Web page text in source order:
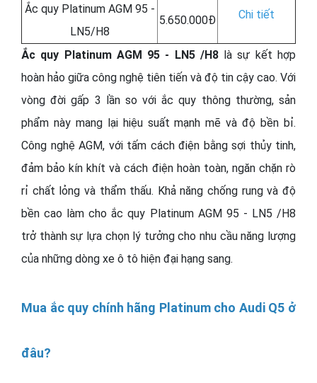
Ắc quy Platinum AGM 95 -
LN5/H8
5.650.000Đ Chi tiết
Ắc quy Platinum AGM 95 - LN5 /H8là sự kết hợp
hoàn hảo giữa công nghệ tiên tiến và độ tin cậy cao. Với
vòng đời gấp 3 lần so với ắc quy thông thường, sản
phẩm này mang lại hiệu suất mạnh mẽ và độ bền bỉ.
Công nghệ AGM, với tấm cách điện bằng sợi thủy tinh,
đảm bảo kín khít và cách điện hoàn toàn, ngăn chặn rò
rỉ chất lỏng và thẩm thấu. Khả năng chống rung và độ
bền cao làm cho ắc quy Platinum AGM 95 - LN5 /H8
trở thành sự lựa chọn lý tưởng cho nhu cầu năng lượng
của những dòng xe ô tô hiện đại hạng sang.
Mua ắc quy chính hãng Platinum cho Audi Q5 ở
đâu?